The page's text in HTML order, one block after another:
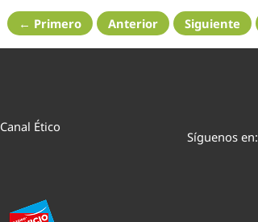
← Primero Anterior Siguiente
Canal Ético
Síguenos en: